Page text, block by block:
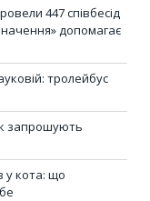
447 співбесід
допомагає
тролейбус
запрошують
у кота: що